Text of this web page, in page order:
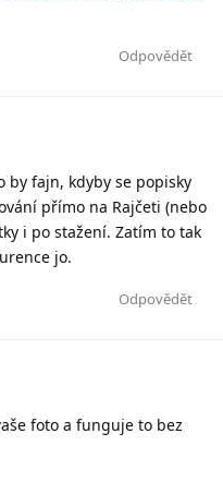
Odpovědět
by fajn, kdyby se popisky
přímo na Rajčeti (nebo
i po stažení. Zatím to tak
jo.
Odpovědět
foto a funguje to bez